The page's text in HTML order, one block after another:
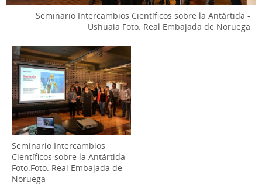
Seminario Intercambios Científicos sobre la Antártida -
Ushuaia Foto: Real Embajada de Noruega
Seminario Intercambios
Científicos sobre la Antártida
Foto:Foto: Real Embajada de
Noruega